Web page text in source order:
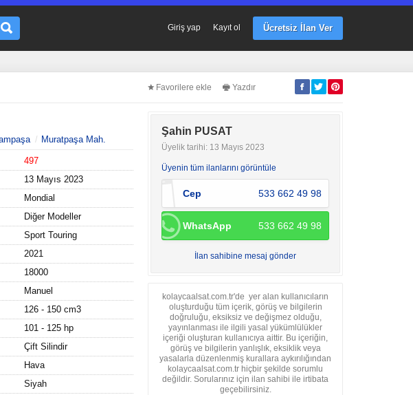
Giriş yap Kayıt ol Ücretsiz İlan Ver
Favorilere ekle Yazdır
Muratpaşa Mah.
497
13 Mayıs 2023
Mondial
Diğer Modeller
Sport Touring
2021
18000
Manuel
126 - 150 cm3
101 - 125 hp
Çift Silindir
Hava
Siyah
Şahin PUSAT
Üyelik tarihi: 13 Mayıs 2023
Üyenin tüm ilanlarını görüntüle
Cep 533 662 49 98
WhatsApp 533 662 49 98
İlan sahibine mesaj gönder
kolaycaalsat.com.tr'de yer alan kullanıcıların
oluşturduğu tüm içerik, görüş ve bilgilerin
doğruluğu, eksiksiz ve değişmez olduğu,
yayınlanması ile ilgili yasal yükümlülükler
içeriği oluşturan kullanıcıya aittir. Bu içeriğin,
görüş ve bilgilerin yanlışlık, eksiklik veya
yasalarla düzenlenmiş kurallara aykırılığından
kolaycaalsat.com.tr hiçbir şekilde sorumlu
değildir. Sorularınız için ilan sahibi ile irtibata
geçebilirsiniz.